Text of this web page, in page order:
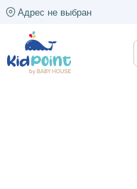
Адрес не выбран